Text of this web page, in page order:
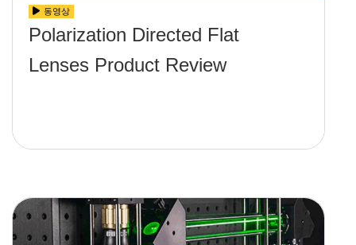
동영상
Polarization Directed Flat
Lenses Product Review